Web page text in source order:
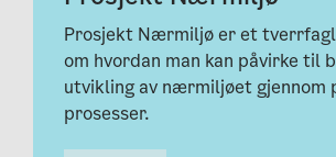
Prosjekt Nærmiljø er et
om hvordan man kan påvirke til
utvikling av nærmiljøet gjennom
prosesser.